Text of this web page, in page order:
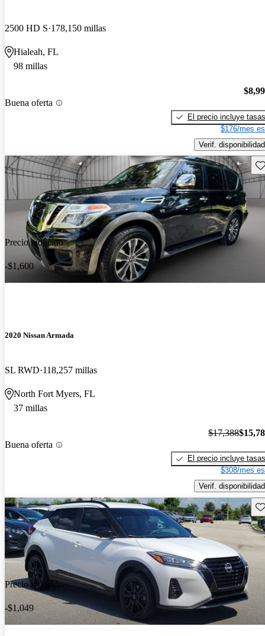
2500 HD S 178,150 millas
Hialeah, FL
98 millas
Buena oferta
El precio incluye tasas
$176/mes
Verif. disponibilidad
Precio reducido
-$1,600
2020 Nissan Armada
SL RWD 118,257 millas
North Fort Myers, FL
37 millas
Buena oferta
$17,388
El precio incluye tasas
$308/mes
Verif. disponibilidad
Precio reducido
-$1,049